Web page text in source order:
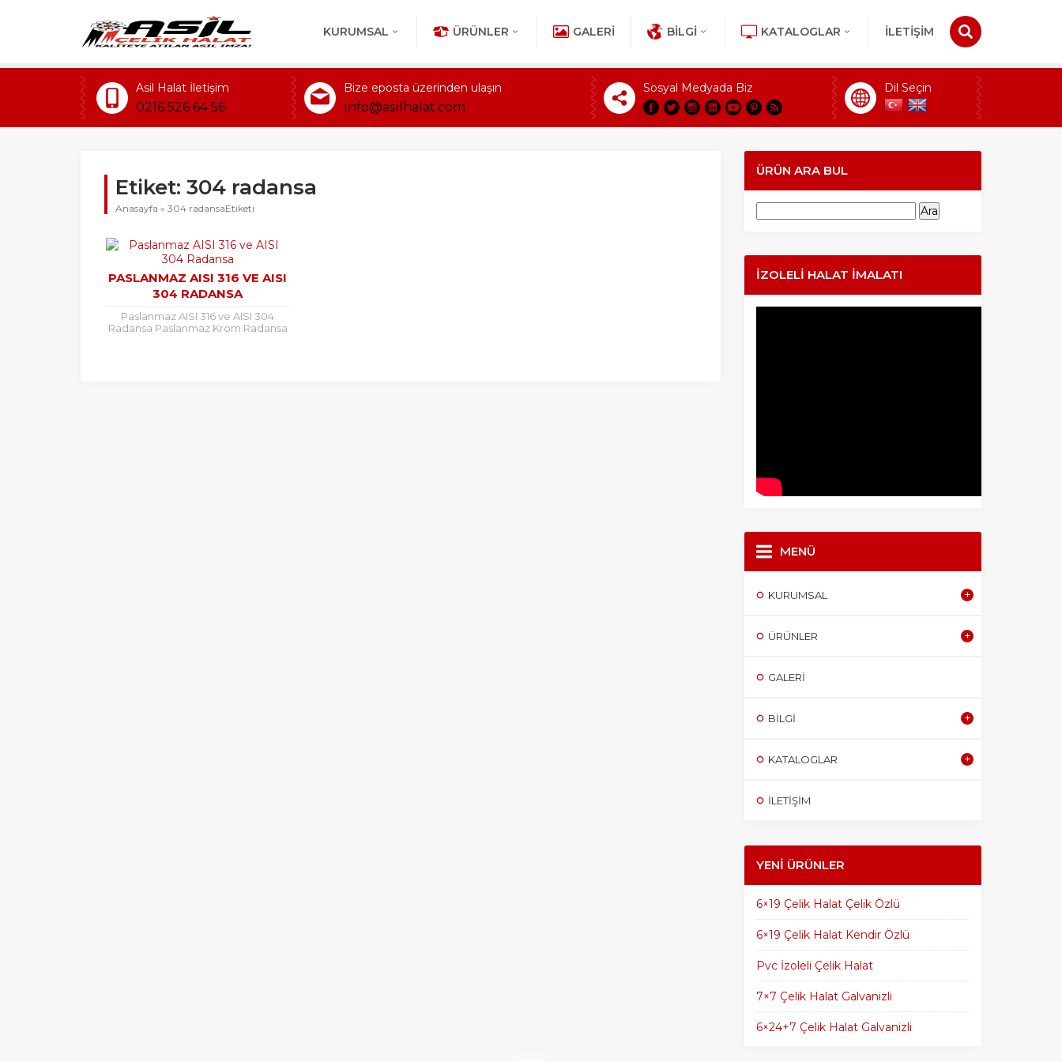
KURUMSAL ÜRÜNLER GALERI BILGI KATALOGLAR İLETİŞİM
Asil Halat İletişim
0216 526 64 56
Bize eposta üzerinden ulaşın
info@asilhalat.com
Sosyal Medyada Biz Dil Seçin
Etiket: 304 radansa
Anasayfa » 304 radansaEtiketi
PASLANMAZ AISI 316 VE AISI
304 RADANSA
Paslanmaz AISI 316 ve AISI 304
Radansa Paslanmaz Krom Radansa
ÜRÜN ARA BUL
İZOLELI HALAT İMALATI
MENÜ
KURUMSAL
ÜRÜNLER
GALERI
BILGI
KATALOGLAR
İLETİŞİM
YENI ÜRÜNLER
6×19 Çelik Halat Çelik Özlü
6×19 Çelik Halat Kendir Özlü
Pvc İzoleli Çelik Halat
7×7 Çelik Halat Galvanizli
6×24+7 Çelik Halat Galvanizli